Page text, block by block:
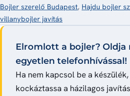
Bojler szerelő Budapest, Hajdu bojler
villanybojler javítás
Elromlott a bojler? Oldja
egyetlen telefonhívással!
Ha nem kapcsol be a készülék,
kockáztassa a házilagos